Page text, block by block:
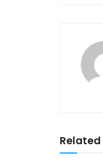
Related